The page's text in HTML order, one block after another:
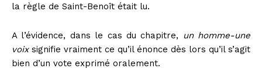
la règle de Saint-Benoît était lu.
A l’évidence, dans le cas du chapitre, un homme-une
voixsignifie vraiment ce qu’il énonce dès lors qu’il s’agit
bien d’un vote exprimé oralement.